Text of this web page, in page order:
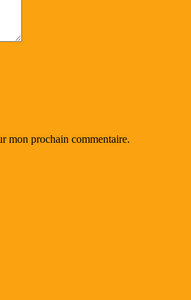
mon prochain commentaire.